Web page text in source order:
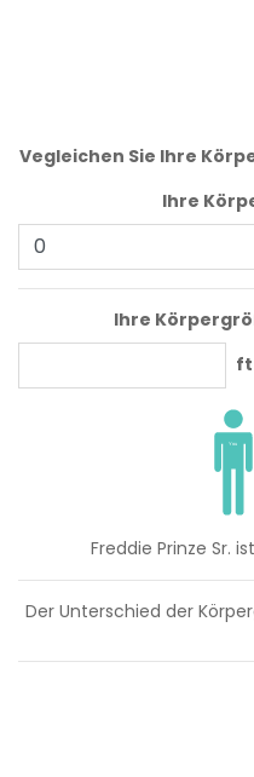
Vegleichen Sie Ihre
Ihre
Ihre
ft
Freddie Prinze Sr.
Der Unterschied der